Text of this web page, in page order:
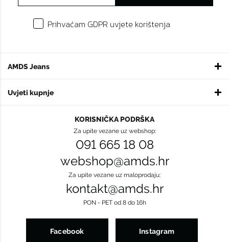
AMDS Jeans
Uvjeti kupnje
Prihvaćam GDPR uvjete korištenja
KORISNIČKA PODRŠKA
Za upite vezane uz webshop:
091 665 18 08
webshop@amds.hr
Za upite vezane uz maloprodaju:
kontakt@amds.hr
PON - PET od 8 do 16h
Facebook Instagram